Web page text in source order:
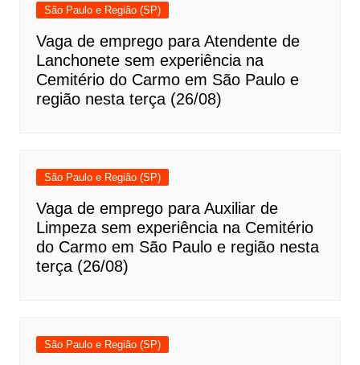
São Paulo e Região (SP)
Vaga de emprego para Atendente de
Lanchonete sem experiência na
Cemitério do Carmo em São Paulo e
região nesta terça (26/08)
São Paulo e Região (SP)
Vaga de emprego para Auxiliar de
Limpeza sem experiência na Cemitério
do Carmo em São Paulo e região nesta
terça (26/08)
São Paulo e Região (SP)